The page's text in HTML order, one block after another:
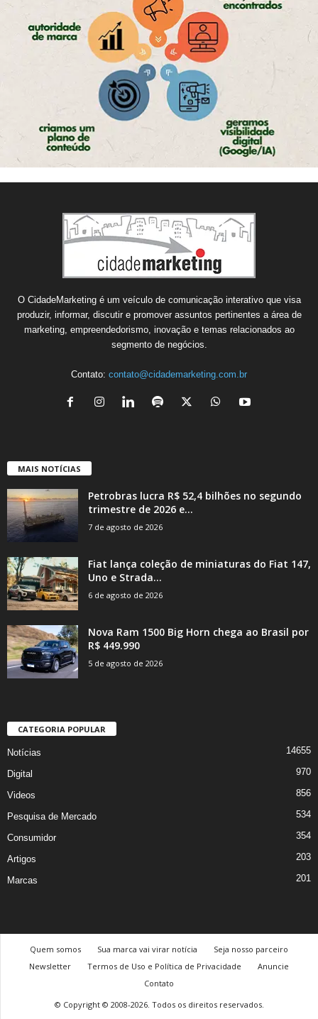
O CidadeMarketing é um veículo de comunicação interativo que visa
produzir, informar, discutir e promover assuntos pertinentes a área de
marketing, empreendedorismo, inovação e temas relacionados ao
segmento de negócios.
Contato: contato@cidademarketing.com.br
MAIS NOTÍCIAS
Petrobras lucra R$ 52,4 bilhões no segundo
trimestre de 2026 e...
7 de agosto de 2026
Fiat lança coleção de miniaturas do Fiat 147,
Uno e Strada...
6 de agosto de 2026
Nova Ram 1500 Big Horn chega ao Brasil por
R$ 449.990
5 de agosto de 2026
CATEGORIA POPULAR
Notícias 14655
Digital 970
Videos 856
Pesquisa de Mercado 534
Consumidor 354
Artigos 203
Marcas 201
Quem somos Sua marca vai virar notícia
Seja nosso parceiro
Newsletter
Termos de Uso e Política de Privacidade
Anuncie
Contato
© Copyright © 2008-2026. Todos os direitos reservados.